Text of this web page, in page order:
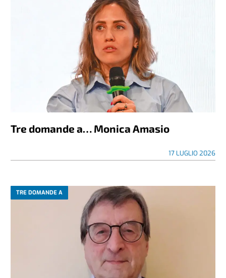
Tre domande a… Monica Amasio
17 LUGLIO 2026
TRE DOMANDE A